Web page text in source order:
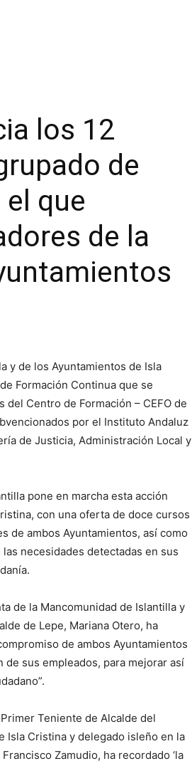
los 12
de
que
de la
y de los Ayuntamientos de Isla
Formación Continua que se
Centro de Formación – CEFO de
por el Instituto Andaluz
de Justicia, Administración Local y
pone en marcha esta acción
con una oferta de doce cursos
de ambos Ayuntamientos, así como
necesidades detectadas en sus
de la Mancomunidad de Islantilla y
de Lepe, Mariana Otero, ha
de ambos Ayuntamientos
de sus empleados, para mejorar así
Teniente de Alcalde del
Isla Cristina y delegado isleño en la
Zamudio, ha recordado ‘la